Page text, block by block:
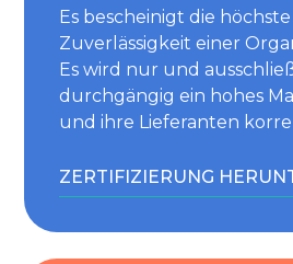
Es bescheinigt die
Zuverlässigkeit einer
Es wird nur und
durchgängig ein hohes
und ihre Lieferanten
ZERTIFIZIERUNG